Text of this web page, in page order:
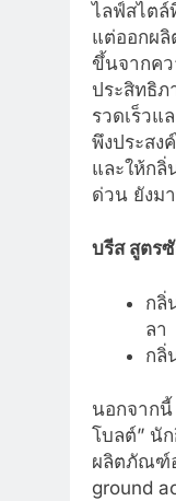
ไลฟ์สไตล์
แต่ออกผ
ขึ้นจากคว
ประสิทธิภ
รวดเร็วแ
พึงประสง
และให้ก
ด่วน ยังม
บรีส สูตร
กลิ่
ลา
กลิ่
นอกจากนี้
โบลต์” นั
ผลิตภัณฑ์อ
ground